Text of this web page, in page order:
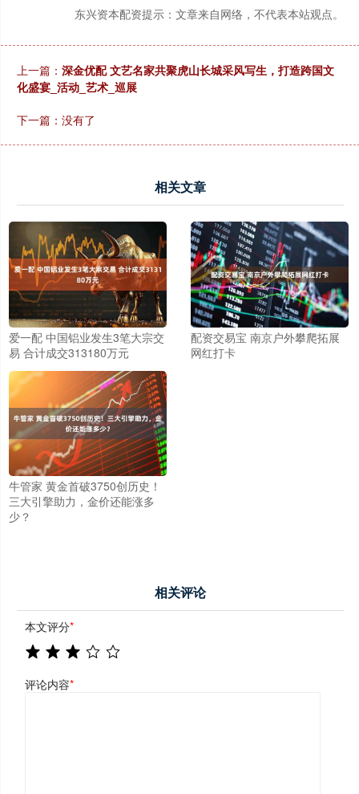
东兴资本配资提示：文章来自网络，不代表本站观点。
上一篇： 深金优配 文艺名家共聚虎山长城采风写生，打造跨国文
化盛宴_活动_艺术_巡展
下一篇：没有了
相关文章
爱一配 中国铝业发生3笔大宗交
易 合计成交313180万元
配资交易宝 南京户外攀爬拓展
网红打卡
牛管家 黄金首破3750创历史！
三大引擎助力，金价还能涨多
少？
相关评论
本文评分*
评论内容*